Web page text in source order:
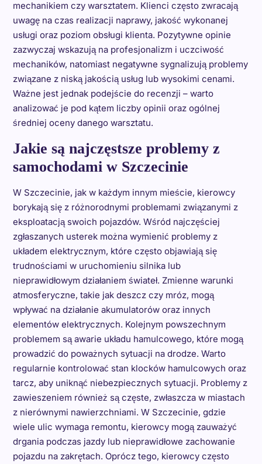
mechanikiem czy warsztatem. Klienci często zwracają
uwagę na czas realizacji naprawy, jakość wykonanej
usługi oraz poziom obsługi klienta. Pozytywne opinie
zazwyczaj wskazują na profesjonalizm i uczciwość
mechaników, natomiast negatywne sygnalizują problemy
związane z niską jakością usług lub wysokimi cenami.
Ważne jest jednak podejście do recenzji – warto
analizować je pod kątem liczby opinii oraz ogólnej
średniej oceny danego warsztatu.
Jakie są najczęstsze problemy z
samochodami w Szczecinie
W Szczecinie, jak w każdym innym mieście, kierowcy
borykają się z różnorodnymi problemami związanymi z
eksploatacją swoich pojazdów. Wśród najczęściej
zgłaszanych usterek można wymienić problemy z
układem elektrycznym, które często objawiają się
trudnościami w uruchomieniu silnika lub
nieprawidłowym działaniem świateł. Zmienne warunki
atmosferyczne, takie jak deszcz czy mróz, mogą
wpływać na działanie akumulatorów oraz innych
elementów elektrycznych. Kolejnym powszechnym
problemem są awarie układu hamulcowego, które mogą
prowadzić do poważnych sytuacji na drodze. Warto
regularnie kontrolować stan klocków hamulcowych oraz
tarcz, aby uniknąć niebezpiecznych sytuacji. Problemy z
zawieszeniem również są częste, zwłaszcza w miastach
z nierównymi nawierzchniami. W Szczecinie, gdzie
wiele ulic wymaga remontu, kierowcy mogą zauważyć
drgania podczas jazdy lub nieprawidłowe zachowanie
pojazdu na zakrętach. Oprócz tego, kierowcy często